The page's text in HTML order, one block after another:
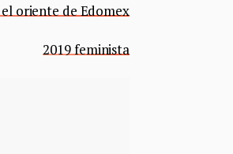
oriente de Edomex
2019 feminista